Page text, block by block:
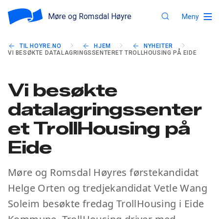
Møre og Romsdal Høyre Meny
TIL HOYRE.NO HJEM
NYHEITER
VI BESØKTE DATALAGRINGSSENTERET TROLLHOUSING PÅ EIDE
Vi besøkte
datalagringssenter
et TrollHousing på
Eide
Møre og Romsdal Høyres førstekandidat
Helge Orten og tredjekandidat Vetle Wang
Soleim besøkte fredag TrollHousing i Eide